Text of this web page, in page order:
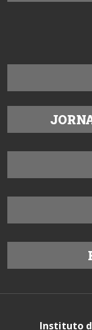
Instituto